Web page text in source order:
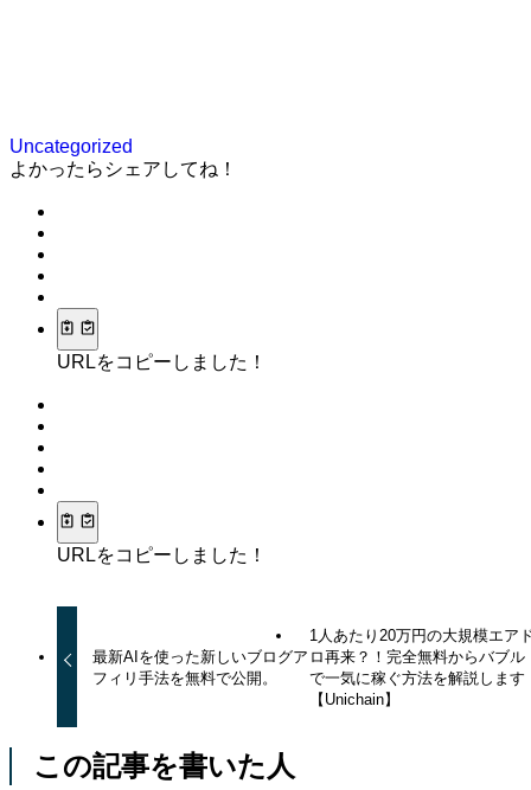
Uncategorized
よかったらシェアしてね！
URLをコピーしました！
URLをコピーしました！
最新AIを使った新しいブログア
フィリ手法を無料で公開。
1人あたり20万円の大規模エア
ロ再来？！完全無料からバブル
で一気に稼ぐ方法を解説します
【Unichain】
この記事を書いた人